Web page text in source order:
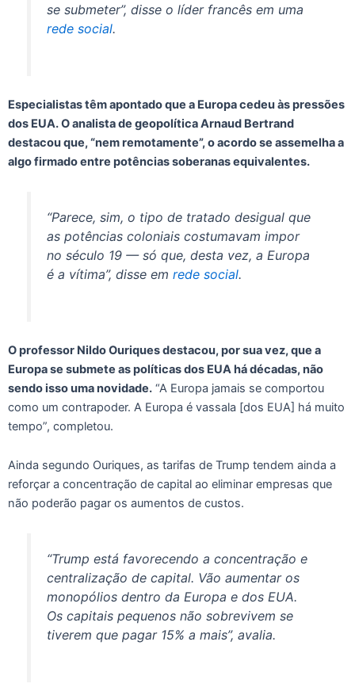
se submeter”, disse o líder francês em uma
rede social.
Especialistas têm apontado que a Europa cedeu às pressões
dos EUA. O analista de geopolítica Arnaud Bertrand
destacou que, “nem remotamente”, o acordo se assemelha a
algo firmado entre potências soberanas equivalentes.
“Parece, sim, o tipo de tratado desigual que
as potências coloniais costumavam impor
no século 19 — só que, desta vez, a Europa
é a vítima”, disse emrede social.
O professor Nildo Ouriques destacou, por sua vez, que a
Europa se submete as políticas dos EUA há décadas, não
sendo isso uma novidade. “A Europa jamais se comportou
como um contrapoder. A Europa é vassala [dos EUA] há muito
tempo”, completou.
Ainda segundo Ouriques, as tarifas de Trump tendem ainda a
reforçar a concentração de capital ao eliminar empresas que
não poderão pagar os aumentos de custos.
“Trump está favorecendo a concentração e
centralização de capital. Vão aumentar os
monopólios dentro da Europa e dos EUA.
Os capitais pequenos não sobrevivem se
tiverem que pagar 15% a mais”, avalia.